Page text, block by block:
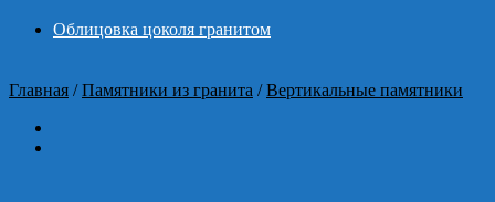
Облицовка цоколя гранитом
Главная / Памятники из гранита / Вертикальные памятники